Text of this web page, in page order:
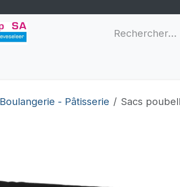
Boulangerie - Pâtisserie Sacs